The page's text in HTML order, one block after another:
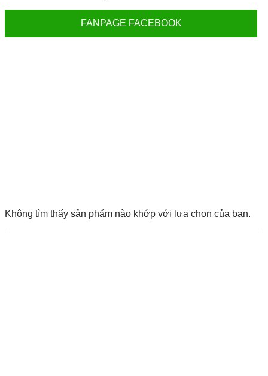
FANPAGE FACEBOOK
Không tìm thấy sản phẩm nào khớp với lựa chọn của bạn.